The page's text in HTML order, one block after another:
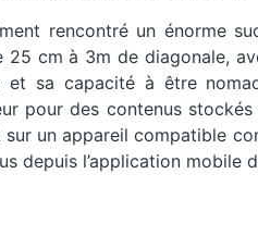
rencontré un énorme
25 cm à 3m de diagonale,
sa capacité à être
pour des contenus stockés
un appareil compatible
depuis l’application mobile